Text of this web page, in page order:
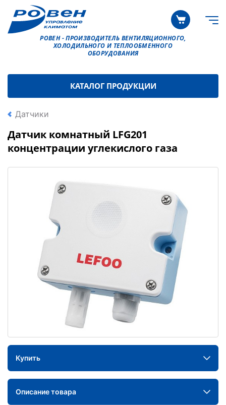
РОВЕН - ПРОИЗВОДИТЕЛЬ ВЕНТИЛЯЦИОННОГО,
ХОЛОДИЛЬНОГО И ТЕПЛООБМЕННОГО
ОБОРУДОВАНИЯ
КАТАЛОГ ПРОДУКЦИИ
Датчики
Датчик комнатный LFG201
концентрации углекислого газа
Купить
Описание товара